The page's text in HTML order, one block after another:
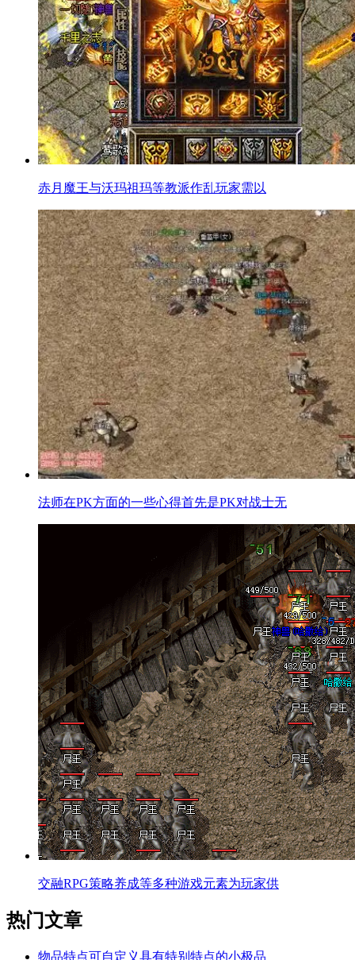
赤月魔王与沃玛祖玛等教派作乱玩家需以
法师在PK方面的一些心得首先是PK对战士无
交融RPG策略养成等多种游戏元素为玩家供
热门文章
物品特点可自定义具有特别特点的小极品